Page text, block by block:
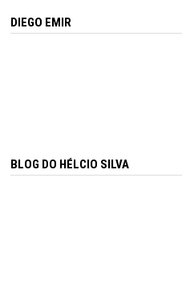
DIEGO EMIR
BLOG DO HÉLCIO SILVA